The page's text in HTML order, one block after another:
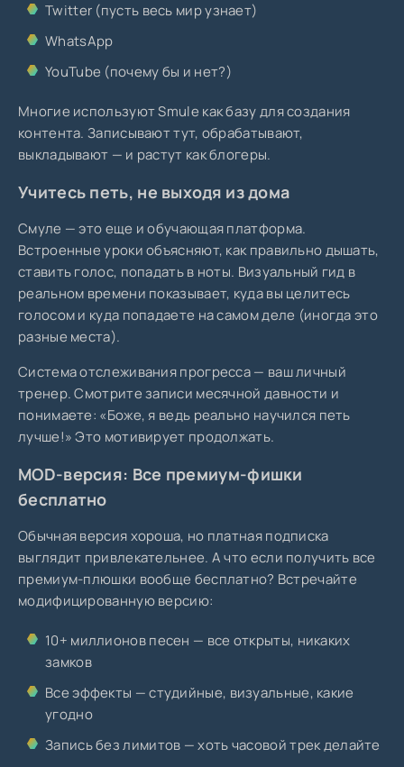
Twitter (пусть весь мир узнает)
WhatsApp
YouTube (почему бы и нет?)
Многие используют Smule как базу для создания
контента. Записывают тут, обрабатывают,
выкладывают — и растут как блогеры.
Учитесь петь, не выходя из дома
Смуле — это еще и обучающая платформа.
Встроенные уроки объясняют, как правильно дышать,
ставить голос, попадать в ноты. Визуальный гид в
реальном времени показывает, куда вы целитесь
голосом и куда попадаете на самом деле (иногда это
разные места).
Система отслеживания прогресса — ваш личный
тренер. Смотрите записи месячной давности и
понимаете: «Боже, я ведь реально научился петь
лучше!» Это мотивирует продолжать.
MOD-версия: Все премиум-фишки
бесплатно
Обычная версия хороша, но платная подписка
выглядит привлекательнее. А что если получить все
премиум-плюшки вообще бесплатно? Встречайте
модифицированную версию:
10+ миллионов песен — все открыты, никаких
замков
Все эффекты — студийные, визуальные, какие
угодно
Запись без лимитов — хоть часовой трек делайте